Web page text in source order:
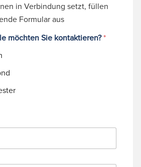
in Verbindung setzt, füllen
Formular aus
möchten Sie kontaktieren?*